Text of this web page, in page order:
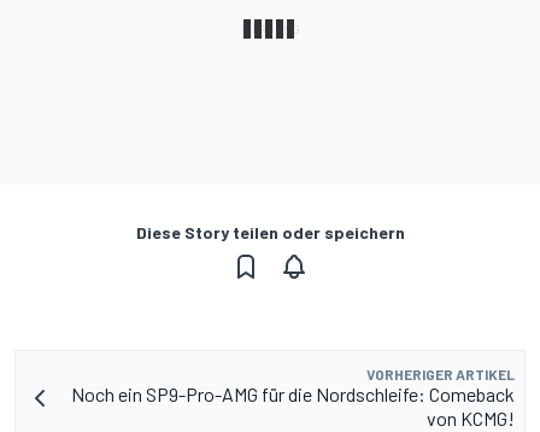
Diese Story teilen oder speichern
VORHERIGER ARTIKEL
Noch ein SP9-Pro-AMG für die Nordschleife: Comeback
von KCMG!